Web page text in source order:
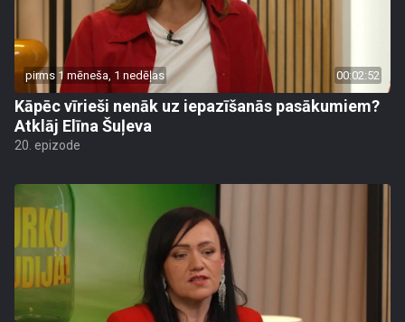
pirms 1 mēneša, 1 nedēļas 00:02:52
Kāpēc vīrieši nenāk uz iepazīšanās pasākumiem?
Atklāj Elīna Šuļeva
20. epizode